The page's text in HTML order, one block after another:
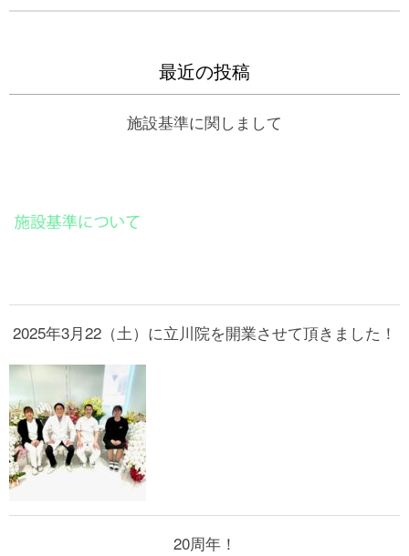
最近の投稿
施設基準に関しまして
2025年3月22（土）に立川院を開業させて頂きました！
20周年！